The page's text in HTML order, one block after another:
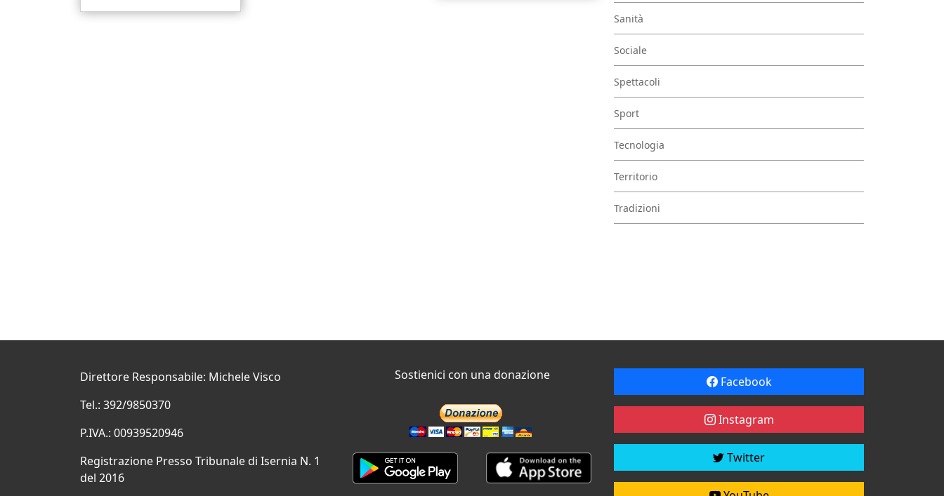
Sanità
Sociale
Spettacoli
Sport
Tecnologia
Territorio
Tradizioni
Direttore Responsabile: Michele Visco
Tel.: 392/9850370
P.IVA.: 00939520946
Registrazione Presso Tribunale di Isernia N. 1
del 2016
Sostienici con una donazione Facebook
Instagram
Twitter